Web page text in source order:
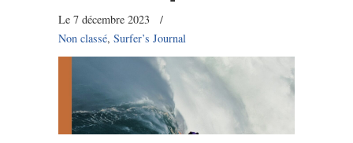
Le 7 décembre 2023
/
Non classé, Surfer’s Journal